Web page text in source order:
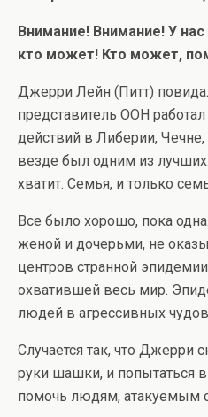
Внимание! Внимание! У
кто может! Кто может,
Джерри Лейн (Питт)
представитель ООН
действий в Либерии,
везде был одним из
хватит. Семья, и только
Все было хорошо, пока
женой и дочерьми, не
центров странной
охватившей весь мир.
людей в агрессивных
Случается так, что Джерри
руки шашки, и попытаться
помочь людям, атакуемым